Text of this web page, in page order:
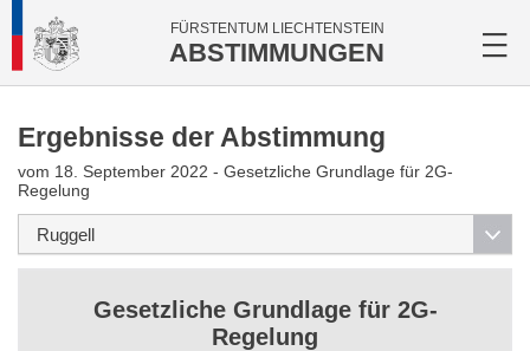
FÜRSTENTUM LIECHTENSTEIN
ABSTIMMUNGEN
Ergebnisse der Abstimmung
vom 18. September 2022 - Gesetzliche Grundlage für 2G-
Regelung
Gesetzliche Grundlage für 2G-
Regelung